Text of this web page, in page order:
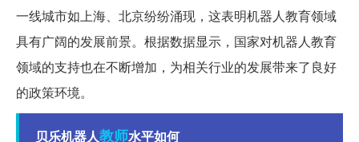
一线城市如上海、北京纷纷涌现，这表明机器人教育领域
具有广阔的发展前景。根据数据显示，国家对机器人教育
领域的支持也在不断增加，为相关行业的发展带来了良好
的政策环境。
贝乐机器人教师水平如何